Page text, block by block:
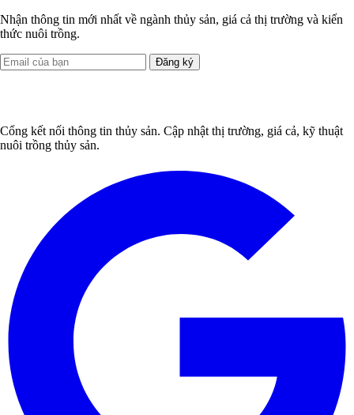
Nhận thông tin mới nhất về ngành thủy sản, giá cả thị trường và kiến
thức nuôi trồng.
Đăng ký
Cổng kết nối thông tin thủy sản. Cập nhật thị trường, giá cả, kỹ thuật
nuôi trồng thủy sản.